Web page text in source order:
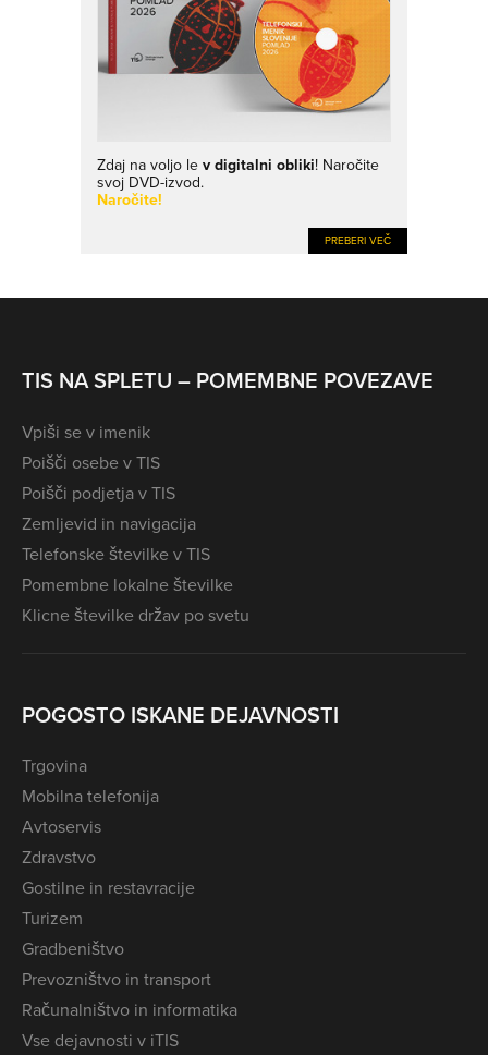
Zdaj na voljo lev digitalni obliki! Naročite
svoj DVD-izvod.
Naročite!
PREBERI VEČ
TIS NA SPLETU – POMEMBNE POVEZAVE
Vpiši se v imenik
Poišči osebe v TIS
Poišči podjetja v TIS
Zemljevid in navigacija
Telefonske številke v TIS
Pomembne lokalne številke
Klicne številke držav po svetu
POGOSTO ISKANE DEJAVNOSTI
Trgovina
Mobilna telefonija
Avtoservis
Zdravstvo
Gostilne in restavracije
Turizem
Gradbeništvo
Prevozništvo in transport
Računalništvo in informatika
Vse dejavnosti v iTIS